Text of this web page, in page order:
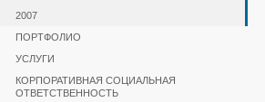
2007
ПОРТФОЛИО
УСЛУГИ
КОРПОРАТИВНАЯ СОЦИАЛЬНАЯ
ОТВЕТСТВЕННОСТЬ